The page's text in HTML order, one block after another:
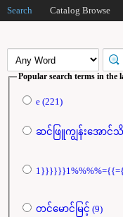
Search Catalog Browse
Popular search terms in the
e (221)
တင်မောင်မြင့် (9)